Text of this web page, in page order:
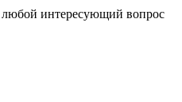
интересующий вопрос